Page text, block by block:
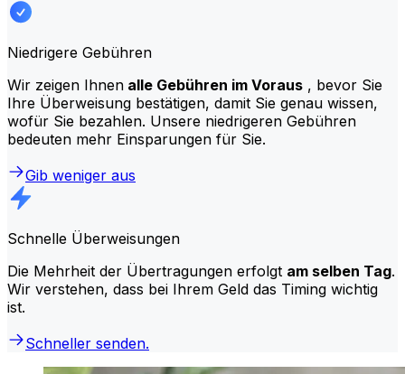
Niedrigere Gebühren
Wir zeigen Ihnen alle Gebühren im Voraus , bevor Sie
Ihre Überweisung bestätigen, damit Sie genau wissen,
wofür Sie bezahlen. Unsere niedrigeren Gebühren
bedeuten mehr Einsparungen für Sie.
Gib weniger aus
Schnelle Überweisungen
Die Mehrheit der Übertragungen erfolgt am selben Tag.
Wir verstehen, dass bei Ihrem Geld das Timing wichtig
ist.
Schneller senden.